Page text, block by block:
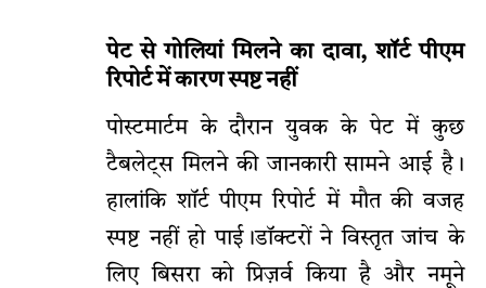
पेट से गोलियां मिलने का दावा, शॉर्ट पीएम
रिपोर्ट में कारण स्पष्ट नहीं
पोस्टमार्टम के दौरान युवक के पेट में कुछ
टैबलेट्स मिलने की जानकारी सामने आई है।
हालांकि शॉर्ट पीएम रिपोर्ट में मौत की वजह
स्पष्ट नहीं हो पाई।डॉक्टरों ने विस्तृत जांच के
लिए बिसरा को प्रिज़र्व किया है और नमूने